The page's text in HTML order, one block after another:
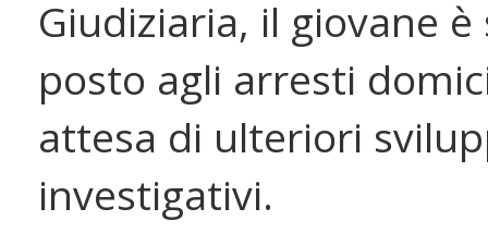
Giudiziaria, il giovane
posto agli arresti
attesa di ulteriori
investigativi.